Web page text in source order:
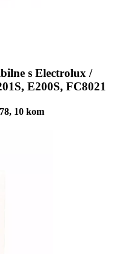
s Electrolux /
E200S, FC8021
10 kom